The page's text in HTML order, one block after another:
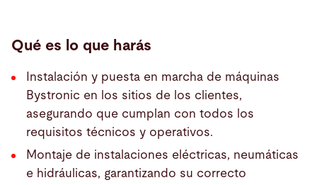
Qué es lo que harás
Instalación y puesta en marcha de máquinas
Bystronic en los sitios de los clientes,
asegurando que cumplan con todos los
requisitos técnicos y operativos.
Montaje de instalaciones eléctricas, neumáticas
e hidráulicas, garantizando su correcto